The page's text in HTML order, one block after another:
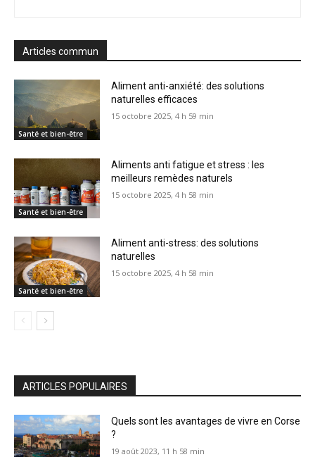
Articles commun
Santé et bien-être
Aliment anti-anxiété: des solutions
naturelles efficaces
15 octobre 2025, 4 h 59 min
Santé et bien-être
Aliments anti fatigue et stress : les
meilleurs remèdes naturels
15 octobre 2025, 4 h 58 min
Santé et bien-être
Aliment anti-stress: des solutions
naturelles
15 octobre 2025, 4 h 58 min
ARTICLES POPULAIRES
Quels sont les avantages de vivre en Corse
?
19 août 2023, 11 h 58 min